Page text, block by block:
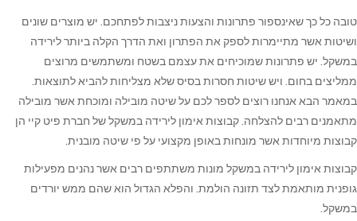
טובה כל כך שאינספור פתרונות והצעות ניצבות לפתחכם. יש מוצרים שונים
ושיטות אשר מתיימרות לספק את הפתרון ואת הדרך הקלה ביותר לירידה
במשקל. יש פתרונות שמוכיחים את עצמם בשטח ומשתמשים מרוצים
ממליצים בחום. ויש שיטות חסרות בסיס שלא מצליחות להביא לתוצאות.
במאמר הבא אנחנו רוצים לספר לכם על שיטה מובילה ומוכחת אשר מובילה
מתאמנים רבים להצלחה. קבוצות אימון לירידה במשקל של חברת פיט קיי הן
קבוצות מיוחדות אשר מונחות באופן מקצועי על פי שיטה מובנית.
קבוצות אימון לירידה במשקל מונות משתתפים רבים אשר נהנים מפעילות
גופנית מותאמת לצד תזונה הולמת. והפלא הגדול הוא שהם ממש יורדים
במשקל.